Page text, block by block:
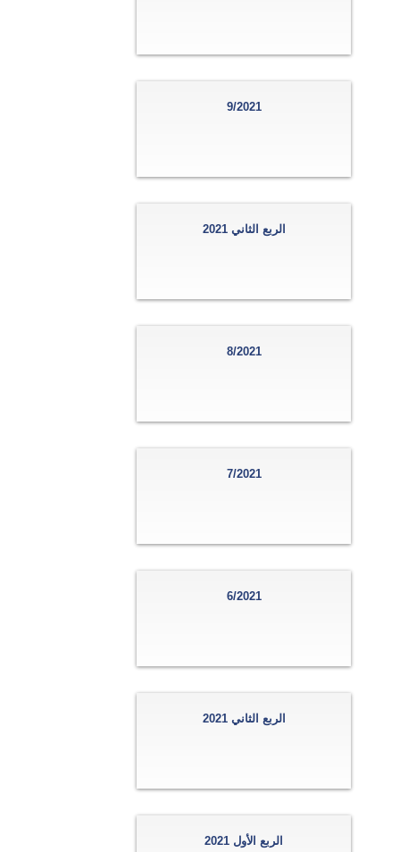
9/2021
الربع الثاني 2021
8/2021
7/2021
6/2021
الربع الثاني 2021
الربع الأول 2021